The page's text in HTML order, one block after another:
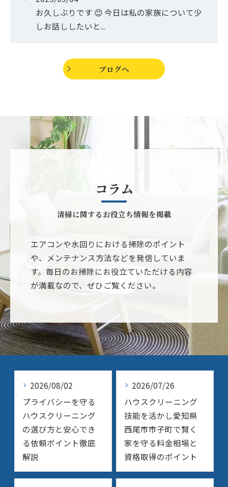
お久しぶりです 😊 今日は私の家族について少
しお話ししたいと...
ブログへ
コラム
清掃に関するお役立ち情報を掲載
エアコンや水回りにおける掃除のポイント
や、メンテナンス方法などを発信していま
す。毎日のお掃除にお役立ていただける内容
が満載なので、ぜひご覧ください。
2026/08/02
プライバシーを守る
ハウスクリーニング
の選び方と安心でき
る依頼ポイント徹底
解説
2026/07/26
ハウスクリーニング
技能を活かし愛知県
西尾市市子町で賢く
家を守る料金相場と
資格取得のポイント